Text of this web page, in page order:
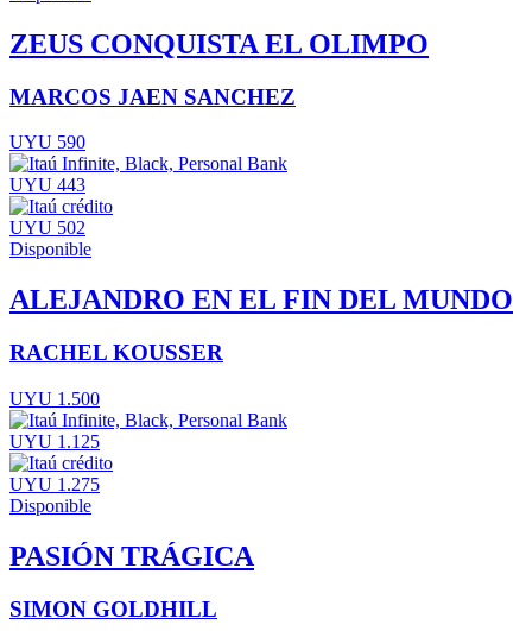
ZEUS CONQUISTA EL OLIMPO
MARCOS JAEN SANCHEZ
UYU 590
UYU 443
UYU 502
Disponible
ALEJANDRO EN EL FIN DEL MUNDO
RACHEL KOUSSER
UYU 1.500
UYU 1.125
UYU 1.275
Disponible
PASIÓN TRÁGICA
SIMON GOLDHILL